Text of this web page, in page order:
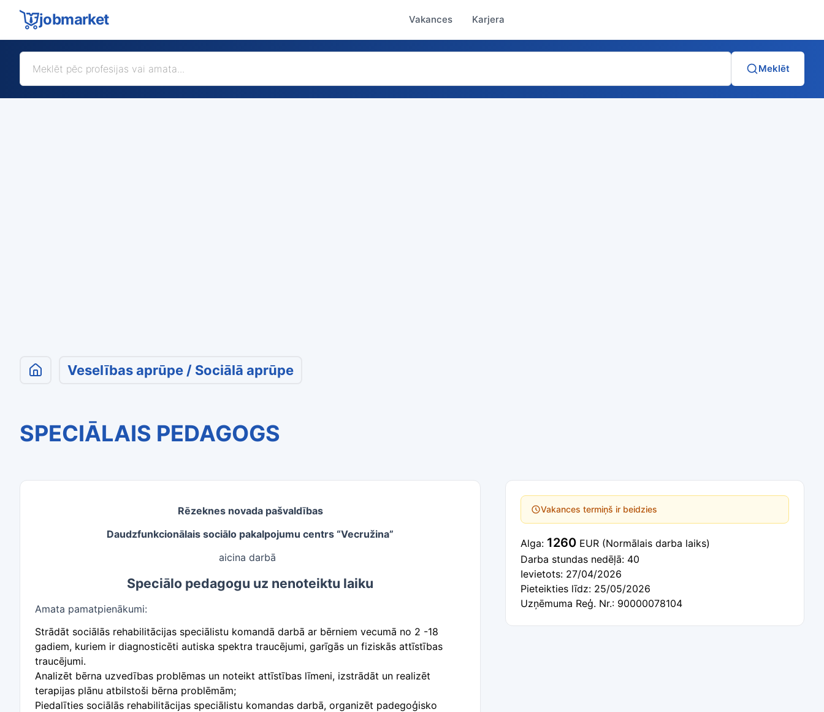
jobmarket Vakances Karjera
Meklēt
Veselības aprūpe / Sociālā aprūpe
SPECIĀLAIS PEDAGOGS
Rēzeknes novada pašvaldības
Daudzfunkcionālais sociālo pakalpojumu centrs “Vecružina”
aicina darbā
Speciālo pedagogu uz nenoteiktu laiku
Amata pamatpienākumi:
Strādāt sociālās rehabilitācijas speciālistu komandā darbā ar bērniem vecumā no 2 -18
gadiem, kuriem ir diagnosticēti autiska spektra traucējumi, garīgās un fiziskās attīstības
traucējumi.
Analizēt bērna uzvedības problēmas un noteikt attīstības līmeni, izstrādāt un realizēt
terapijas plānu atbilstoši bērna problēmām;
Piedalīties sociālās rehabilitācijas speciālistu komandas darbā, organizēt padegoģisko
Vakances termiņš ir beidzies
Alga: 1260 EUR (Normālais darba laiks)
Darba stundas nedēļā: 40
Ievietots: 27/04/2026
Pieteikties līdz: 25/05/2026
Uzņēmuma Reģ. Nr.: 90000078104